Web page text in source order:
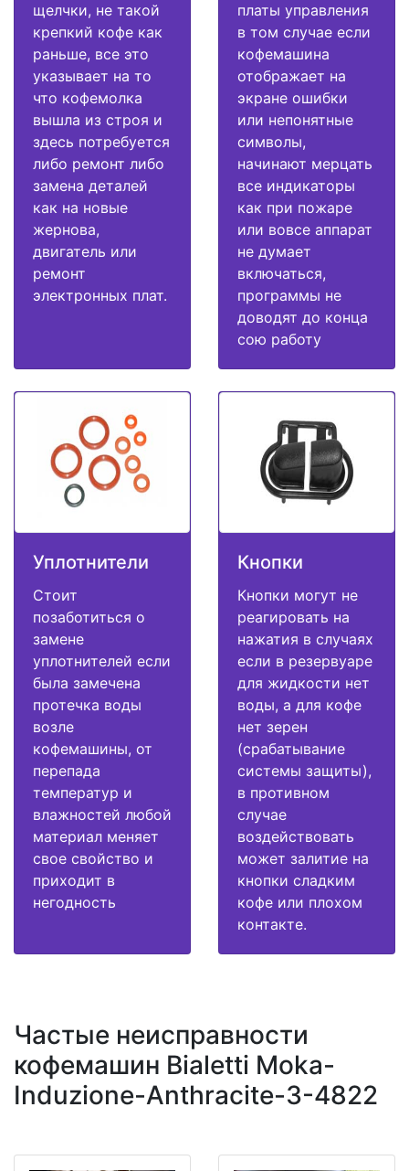
щелчки, не такой
крепкий кофе как
раньше, все это
указывает на то
что кофемолка
вышла из строя и
здесь потребуется
либо ремонт либо
замена деталей
как на новые
жернова,
двигатель или
ремонт
электронных плат.
платы управления
в том случае если
кофемашина
отображает на
экране ошибки
или непонятные
символы,
начинают мерцать
все индикаторы
как при пожаре
или вовсе аппарат
не думает
включаться,
программы не
доводят до конца
сою работу
Уплотнители
Стоит
позаботиться о
замене
уплотнителей если
была замечена
протечка воды
возле
кофемашины, от
перепада
температур и
влажностей любой
материал меняет
свое свойство и
приходит в
негодность
Кнопки
Кнопки могут не
реагировать на
нажатия в случаях
если в резервуаре
для жидкости нет
воды, а для кофе
нет зерен
(срабатывание
системы защиты),
в противном
случае
воздействовать
может залитие на
кнопки сладким
кофе или плохом
контакте.
Частые неисправности
кофемашин Bialetti Moka-
Induzione-Anthracite-3-4822